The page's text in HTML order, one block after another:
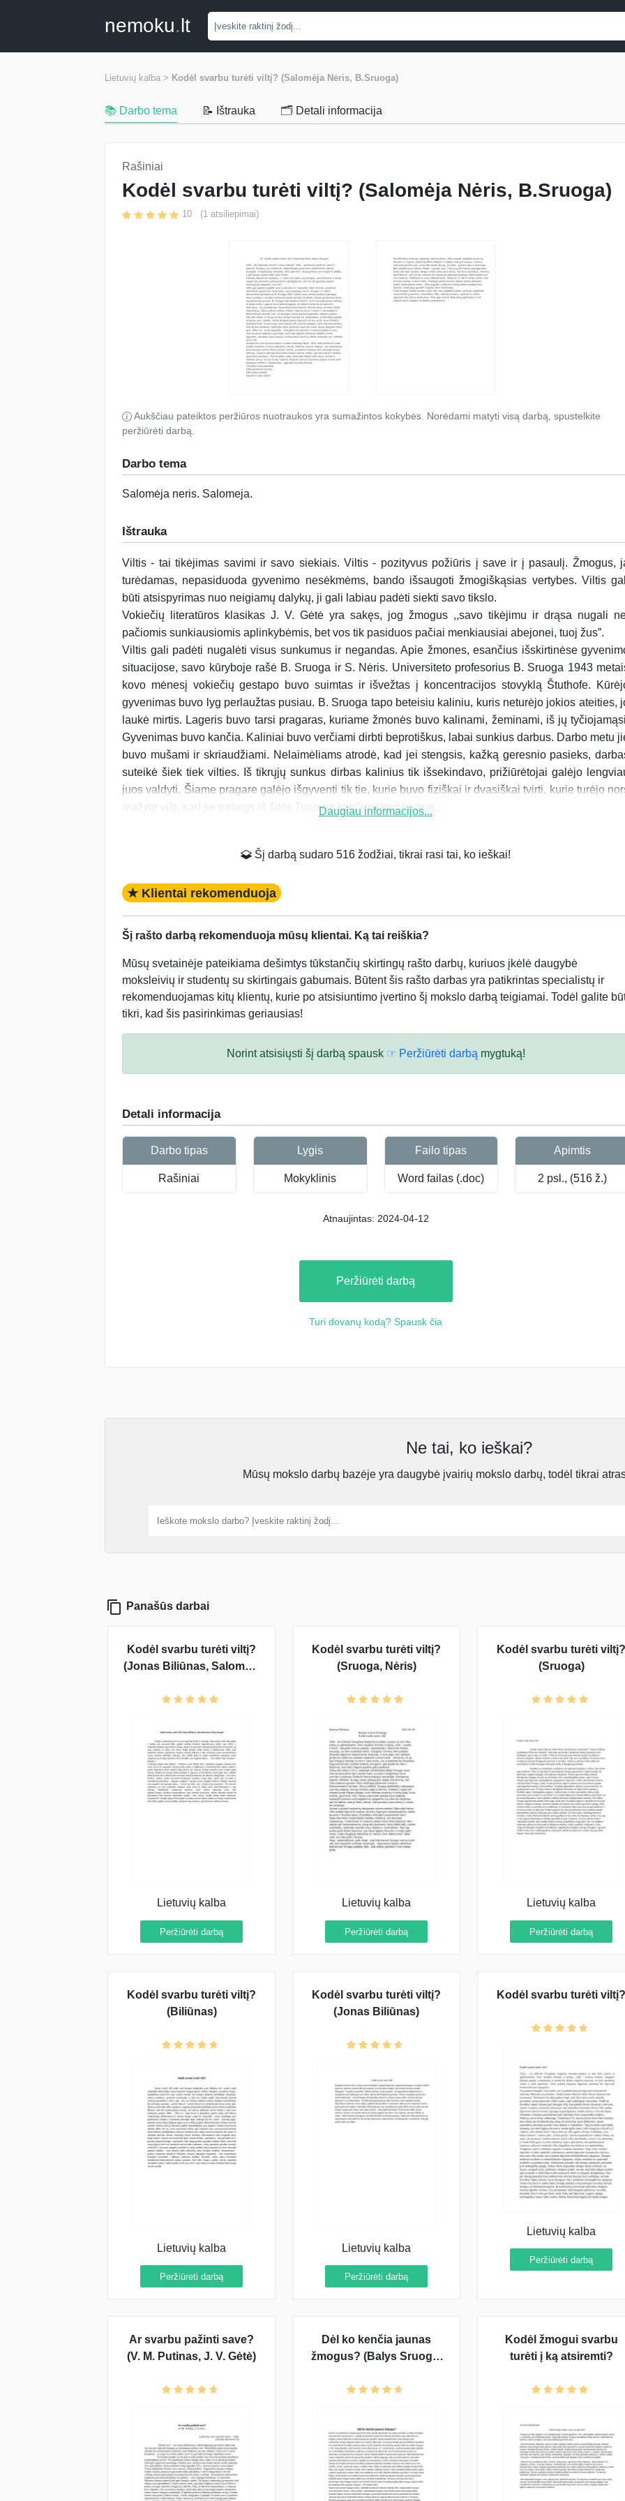
nemoku.lt
Lietuvių kalba > Kodėl svarbu turėti viltį? (Salomėja Nėris, B.Sruoga)
📚 Darbo tema 📝 Ištrauka 🗂️ Detali informacija
Rašiniai
Kodėl svarbu turėti viltį? (Salomėja Nėris, B.Sruoga)
10 (1 atsiliepimai)
Aukščiau pateiktos peržiūros nuotraukos yra sumažintos kokybės. Norėdami matyti visą darbą, spustelkite
peržiūrėti darbą.
Darbo tema
Salomėja neris. Salomeja.
Ištrauka
Viltis - tai tikėjimas savimi ir savo siekiais. Viltis - pozityvus požiūris į save ir į pasaulį. Žmogus,
turėdamas, nepasiduoda gyvenimo nesėkmėms, bando išsaugoti žmogiškąsias vertybes. Viltis
būti atsispyrimas nuo neigiamų dalykų, ji gali labiau padėti siekti savo tikslo.
Vokiečių literatūros klasikas J. V. Gėtė yra sakęs, jog žmogus ,,savo tikėjimu ir drąsa nugali
pačiomis sunkiausiomis aplinkybėmis, bet vos tik pasiduos pačiai menkiausiai abejonei, tuoj žus”.
Viltis gali padėti nugalėti visus sunkumus ir negandas. Apie žmones, esančius išskirtinėse
situacijose, savo kūryboje rašė B. Sruoga ir S. Nėris. Universiteto profesorius B. Sruoga 1943
kovo mėnesį vokiečių gestapo buvo suimtas ir išvežtas į koncentracijos stovyklą Štuthofe.
gyvenimas buvo lyg perlaužtas pusiau. B. Sruoga tapo beteisiu kaliniu, kuris neturėjo jokios ateities,
laukė mirtis. Lageris buvo tarsi pragaras, kuriame žmonės buvo kalinami, žeminami, iš jų
Gyvenimas buvo kančia. Kaliniai buvo verčiami dirbti beprotiškus, labai sunkius darbus. Darbo metu
buvo mušami ir skriaudžiami. Nelaimėliams atrodė, kad jei stengsis, kažką geresnio pasieks,
suteikė šiek tiek vilties. Iš tikrųjų sunkus dirbas kalinius tik išsekindavo, prižiūrėtojai galėjo
juos valdyti. Šiame pragare galėjo išgyventi tik tie, kurie buvo fiziškai ir dvasiškai tvirti, kurie turėjo
mažytę viltį, kad jie pabėgs iš šitos žiaurios kančios, kad jie bus...
Daugiau informacijos...
Šį darbą sudaro 516 žodžiai, tikrai rasi tai, ko ieškai!
★ Klientai rekomenduoja
Šį rašto darbą rekomenduoja mūsų klientai. Ką tai reiškia?
Mūsų svetainėje pateikiama dešimtys tūkstančių skirtingų rašto darbų, kuriuos įkėlė daugybė
moksleivių ir studentų su skirtingais gabumais. Būtent šis rašto darbas yra patikrintas specialistų ir
rekomenduojamas kitų klientų, kurie po atsisiuntimo įvertino šį mokslo darbą teigiamai. Todėl galite
tikri, kad šis pasirinkimas geriausias!
Norint atsisiųsti šį darbą spausk ☞ Peržiūrėti darbą mygtuką!
Detali informacija
Darbo tipas
Rašiniai
Lygis
Mokyklinis
Failo tipas
Word failas (.doc)
Apimtis
2 psl., (516 ž.)
Atnaujintas: 2024-04-12
Peržiūrėti darbą
Turi dovanų kodą? Spausk čia
Ne tai, ko ieškai?
Mūsų mokslo darbų bazėje yra daugybė įvairių mokslo darbų, todėl tikrai
Panašūs darbai
Kodėl svarbu turėti viltį?
(Jonas Biliūnas, Salomėja
Lietuvių kalba
Peržiūrėti darbą
Kodėl svarbu turėti viltį?
(Sruoga, Nėris)
Lietuvių kalba
Peržiūrėti darbą
Kodėl svarbu turėti viltį?
(Sruoga)
Lietuvių kalba
Peržiūrėti darbą
Kodėl svarbu turėti viltį?
(Biliūnas)
Lietuvių kalba
Peržiūrėti darbą
Kodėl svarbu turėti viltį?
(Jonas Biliūnas)
Lietuvių kalba
Peržiūrėti darbą
Kodėl svarbu turėti viltį?
Lietuvių kalba
Peržiūrėti darbą
Ar svarbu pažinti save?
(V. M. Putinas, J. V. Gėtė)
Dėl ko kenčia jaunas
žmogus? (Balys Sruoga,
Nėris)
Kodėl žmogui svarbu
turėti į ką atsiremti?